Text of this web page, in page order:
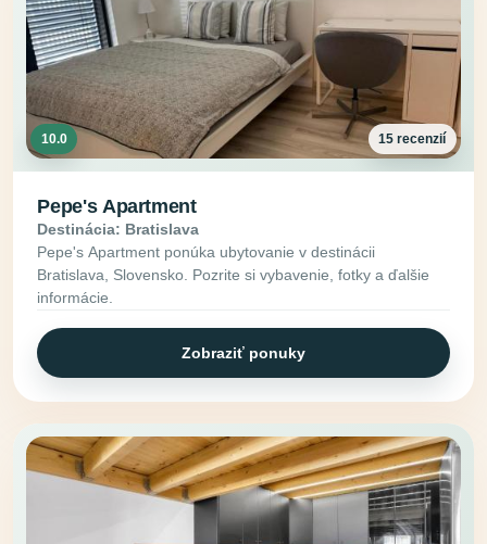
10.0 15 recenzií
Pepe's Apartment
Destinácia: Bratislava
Pepe's Apartment ponúka ubytovanie v destinácii
Bratislava, Slovensko. Pozrite si vybavenie, fotky a ďalšie
informácie.
Zobraziť ponuky